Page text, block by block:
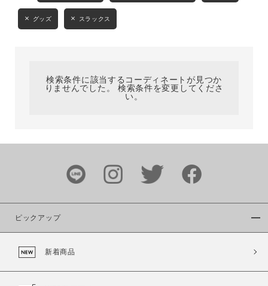
MENS LADIES KIDS
ブランド
カラー
グッズ スラックス
検索条件に該当するコーディネートが見つか
りませんでした。 検索条件を変更してくださ
い。
ピックアップ
新着商品